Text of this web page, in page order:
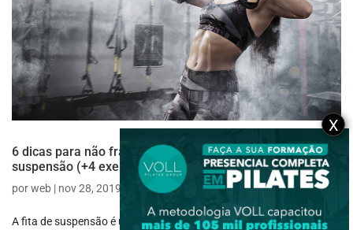
6 dicas para não fracassar em uma aula com fita de
suspensão (+4 exercícios)
porweb | nov 28, 2019 Aulas Funcional
A fita de suspensão é um equipamento prático, fácil de usar e com
X